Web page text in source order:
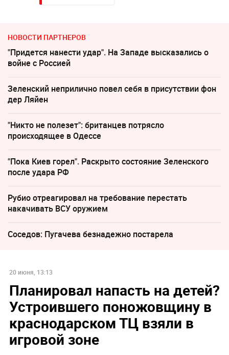
НОВОСТИ ПАРТНЕРОВ
"Придется нанести удар". На Западе высказались о
войне с Россией
Зеленский неприлично повел cебя в присутствии фон
дер Ляйен
"Никто не полезет": британцев потрясло
происходящее в Одессе
"Пока Киев горел". Раскрыто состояние Зеленского
после удара РФ
Рубио отреагировал на требование перестать
накачивать ВСУ оружием
Соседов: Пугачева безнадежно постарела
20 июня, 13:13
Планировал напасть на детей?
Устроившего поножовщину в
краснодарском ТЦ взяли в
игровой зоне